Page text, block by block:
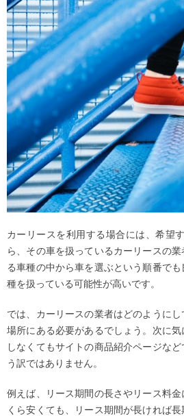
カーリースを利用する場合には、希望
ら、その車を扱っているカーリースの
る車種の中から車を選ぶという順番で
種を扱っている可能性が高いです。
では、カーリースの業者はどのように
場所にある必要があるでしょう。次に
しなくてもサイトの商品紹介ページな
う訳ではありません。
例えば、リース期間の長さやリース料
くら安くても、リース期間が長ければ